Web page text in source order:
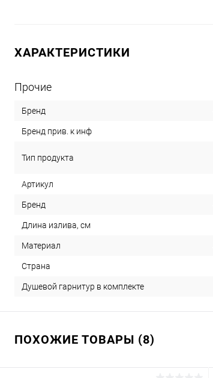
ХАРАКТЕРИСТИКИ
Прочие
Бренд
Бренд прив. к инф
Тип продукта
Артикул
Бренд
Длина излива, см
Материал
Страна
Душевой гарнитур в комплекте
ПОХОЖИЕ ТОВАРЫ (8)